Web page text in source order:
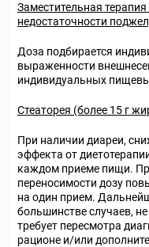
Заместительная
недостаточности
Доза подбирается
выраженности
индивидуальных
Стеаторея (более 15 г
При наличии диареи,
эффекта от
каждом приеме пищи.
переносимости дозу
на один прием.
большинстве случаев,
требует пересмотра
рационе и/или